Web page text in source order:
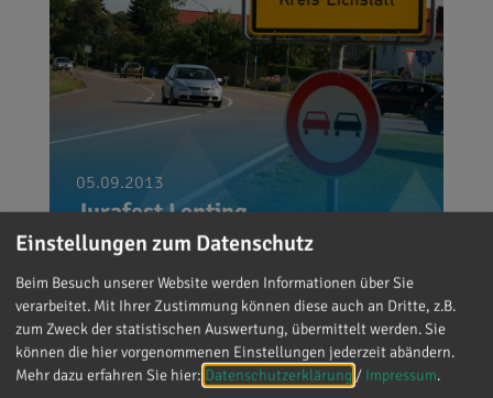
05.09.2013
Jurafest Lenting
‹ 1 2 3 4 5 6 ›
Einstellungen zum Datenschutz
Beim Besuch unserer Website werden Informationen über Sie
verarbeitet. Mit Ihrer Zustimmung können diese auch an Dritte, z.B.
zum Zweck der statistischen Auswertung, übermittelt werden. Sie
können die hier vorgenommenen Einstellungen jederzeit abändern.
Mehr dazu erfahren Sie hier: Datenschutzerklärung / Impressum.